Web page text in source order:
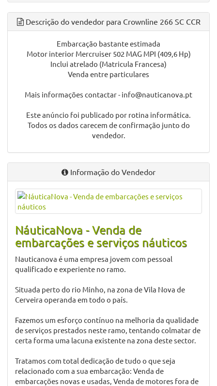
Descrição do vendedor para Crownline 266 SC CCR
Embarcação bastante estimada
Motor interior Mercruiser 502 MAG MPI (409,6 Hp)
Inclui atrelado (Matricula Francesa)
Venda entre particulares
Mais informações contactar - info@nauticanova.pt
Este anúncio foi publicado por rotina informática.
Todos os dados carecem de confirmação junto do
vendedor.
Informação do Vendedor
NáuticaNova - Venda de
embarcações e serviços náuticos
Nauticanova é uma empresa jovem com pessoal
qualificado e experiente no ramo.
Situada perto do rio Minho, na zona de Vila Nova de
Cerveira operanda em todo o país.
Fazemos um esforço contínuo na melhoria da qualidade
de serviços prestados neste ramo, tentando colmatar de
certa forma uma lacuna existente na zona deste sector.
Tratamos com total dedicação de tudo o que seja
relacionado com a sua embarcação: Venda de
embarcações novas e usadas, Venda de motores fora de